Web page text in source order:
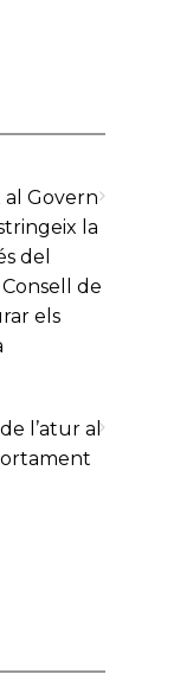
Govern
la
del
de
els
l’atur al